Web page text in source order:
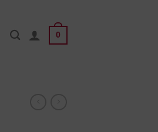
0